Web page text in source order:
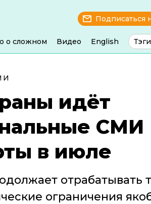
Подписаться
о сложном Видео English Тэги
идёт
СМИ
в июле
отрабатывать
ограничения